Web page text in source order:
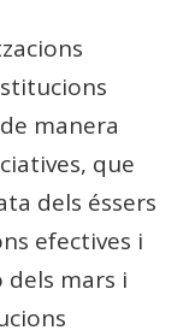
manera
que
dels éssers
efectives i
dels mars i